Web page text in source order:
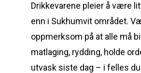
Drikkevarene pleier å være
enn i Sukhumvit området.
oppmerksom på at alle må
matlaging, rydding, holde
utvask siste dag – i felles